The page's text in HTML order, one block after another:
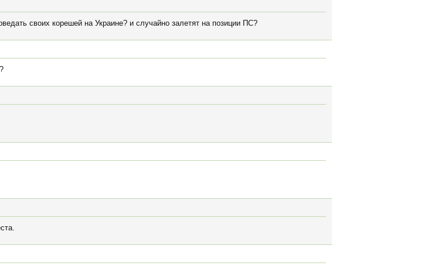
своих корешей на Украине? и случайно залетят на позиции ПС?